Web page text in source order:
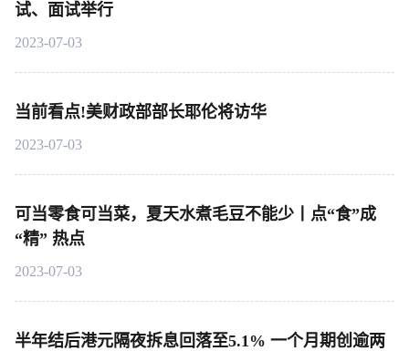
试、面试举行
2023-07-03
当前看点!美财政部部长耶伦将访华
2023-07-03
可当零食可当菜，夏天水煮毛豆不能少丨点“食”成
“精” 热点
2023-07-03
半年结后港元隔夜拆息回落至5.1% 一个月期创逾两